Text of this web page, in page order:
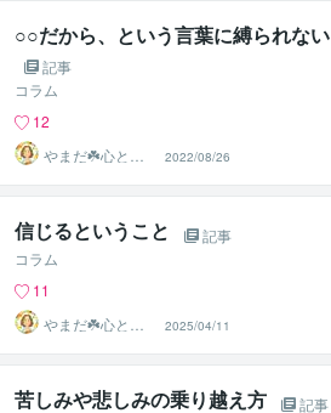
○○だから、という言葉に縛られない
記事
コラム
12
やまだ☘️心と頭
がスッキリ整う
サロン
2022/08/26
信じるということ
記事
コラム
11
やまだ☘️心と頭
がスッキリ整う
サロン
2025/04/11
苦しみや悲しみの乗り越え方 記事